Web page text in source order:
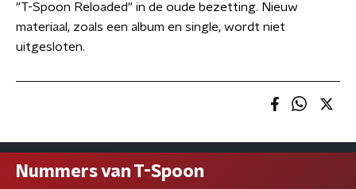
"T-Spoon Reloaded" in de oude bezetting. Nieuw
materiaal, zoals een album en single, wordt niet
uitgesloten.
Nummers van T-Spoon